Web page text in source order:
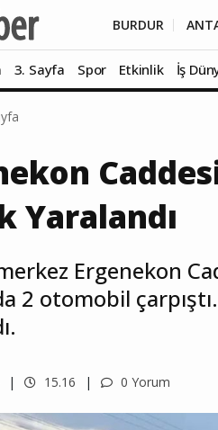
BURDUR
3. Sayfa Spor Etkinlik İş
Yaralandı
Ergenekon
2 otomobil
15.16 0 Yorum